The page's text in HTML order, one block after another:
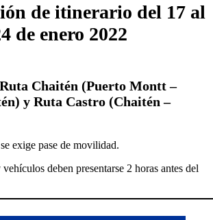
de itinerario del 17 al
de enero 2022
Chaitén (Puerto Montt –
y Ruta Castro (Chaitén –
exige pase de movilidad.
deben presentarse 2 horas antes del